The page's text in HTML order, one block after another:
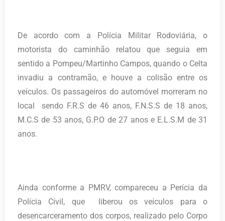
De acordo com a Polícia Militar Rodoviária, o
motorista do caminhão relatou que seguia em
sentido a Pompeu/Martinho Campos, quando o Celta
invadiu a contramão, e houve a colisão entre os
veículos. Os passageiros do automóvel morreram no
local sendo F.R.S de 46 anos, F.N.S.S de 18 anos,
M.C.S de 53 anos, G.P.O de 27 anos e E.L.S.M de 31
anos.
Ainda conforme a PMRV, compareceu a Perícia da
Polícia Civil, que liberou os veículos para o
desencarceramento dos corpos, realizado pelo Corpo